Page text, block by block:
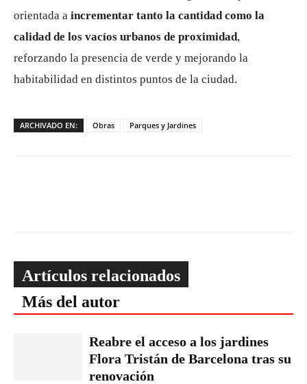
orientada a incrementar tanto la cantidad como la
calidad de los vacíos urbanos de proximidad,
reforzando la presencia de verde y mejorando la
habitabilidad en distintos puntos de la ciudad.
ARCHIVADO EN: Obras Parques y Jardines
Artículos relacionados
Más del autor
Reabre el acceso a los jardines
Flora Tristán de Barcelona tras su
renovación